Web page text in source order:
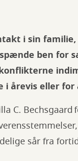
i sin
ben for
årevis eller for
C.
sår fra